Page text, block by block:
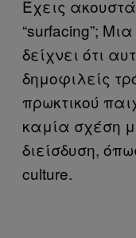
Έχεις ακουστά
“surfacing”;
δείχνει ότι
δημοφιλείς
πρωκτικού
καμία σχέση
διείσδυση,
culture.